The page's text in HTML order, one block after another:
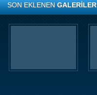
SON EKLENENGALERİLER